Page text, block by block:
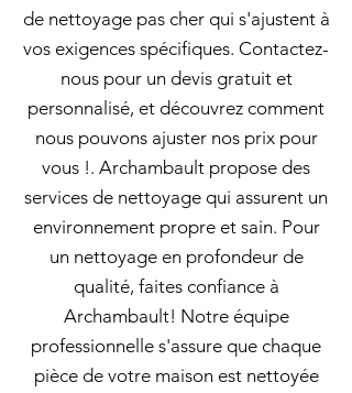
de nettoyage pas cher qui s'ajustent à
vos exigences spécifiques. Contactez-
nous pour un devis gratuit et
personnalisé, et découvrez comment
nous pouvons ajuster nos prix pour
vous !. Archambault propose des
services de nettoyage qui assurent un
environnement propre et sain. Pour
un nettoyage en profondeur de
qualité, faites confiance à
Archambault! Notre équipe
professionnelle s'assure que chaque
pièce de votre maison est nettoyée